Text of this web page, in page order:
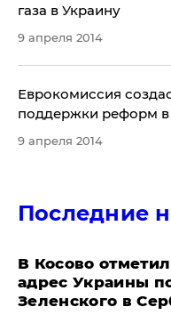
газа в Украину
9 апреля 2014
Еврокомиссия
поддержки реформ в
9 апреля 2014
Последние
В Косово
адрес Украины
Зеленского в